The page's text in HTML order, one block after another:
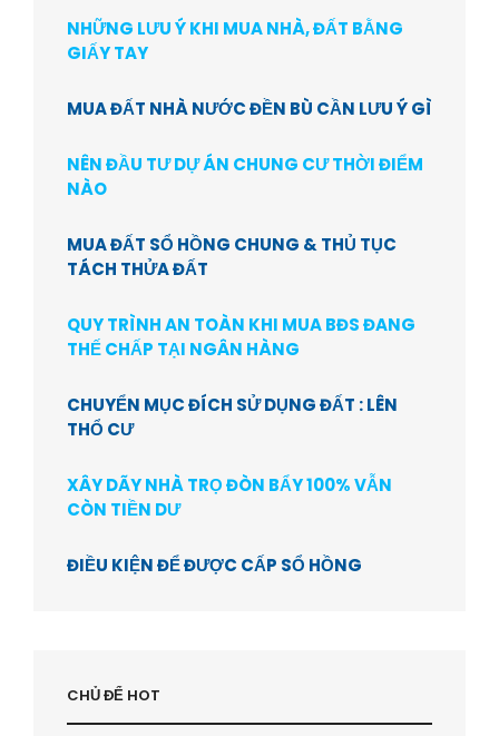
NHỮNG LƯU Ý KHI MUA NHÀ, ĐẤT BẰNG
GIẤY TAY
MUA ĐẤT NHÀ NƯỚC ĐỀN BÙ CẦN LƯU Ý GÌ
NÊN ĐẦU TƯ DỰ ÁN CHUNG CƯ THỜI ĐIỂM
NÀO
MUA ĐẤT SỔ HỒNG CHUNG & THỦ TỤC
TÁCH THỬA ĐẤT
QUY TRÌNH AN TOÀN KHI MUA BĐS ĐANG
THẾ CHẤP TẠI NGÂN HÀNG
CHUYỂN MỤC ĐÍCH SỬ DỤNG ĐẤT : LÊN
THỔ CƯ
XÂY DÃY NHÀ TRỌ ĐÒN BẨY 100% VẪN
CÒN TIỀN DƯ
ĐIỀU KIỆN ĐỂ ĐƯỢC CẤP SỔ HỒNG
CHỦ ĐỂ HOT